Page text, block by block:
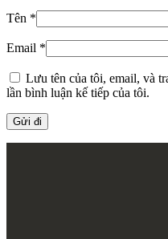
Tên *
Email *
Lưu tên của tôi, email, và
lần bình luận kế tiếp của tôi.